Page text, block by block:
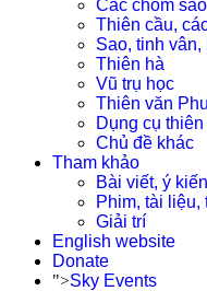
Các chòm sao
Thiên cầu,
Sao, tinh vân,
Thiên hà
Vũ trụ học
Thiên văn
Dụng cụ thiên
Chủ đề khác
Tham khảo
Bài viết, ý kiến
Phim, tài liệu,
Giải trí
English website
Donate
">Sky Events